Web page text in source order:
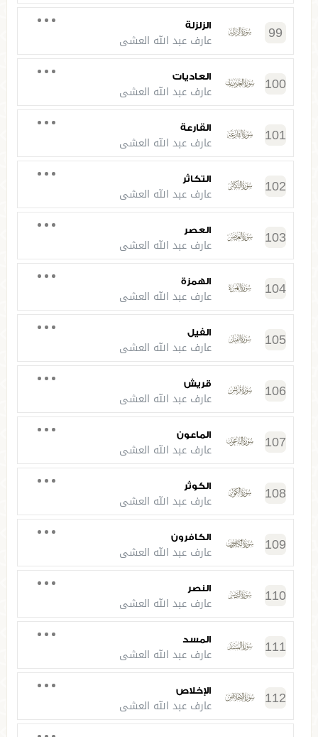
99 الزلزلة
عارف عبد الله العشي
100 العاديات
عارف عبد الله العشي
101 القارعة
عارف عبد الله العشي
102 التكاثر
عارف عبد الله العشي
103 العصر
عارف عبد الله العشي
104 الهمزة
عارف عبد الله العشي
105 الفيل
عارف عبد الله العشي
106 قريش
عارف عبد الله العشي
107 الماعون
عارف عبد الله العشي
108 الكوثر
عارف عبد الله العشي
109 الكافرون
عارف عبد الله العشي
110 النصر
عارف عبد الله العشي
111 المسد
عارف عبد الله العشي
112 الإخلاص
عارف عبد الله العشي